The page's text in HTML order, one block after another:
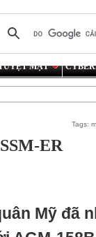
MẬT
Tags:
ER
Mỹ đã